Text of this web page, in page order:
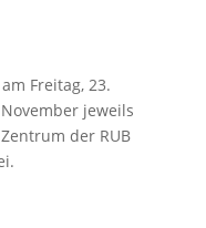
Freitag, 23.
jeweils
der RUB